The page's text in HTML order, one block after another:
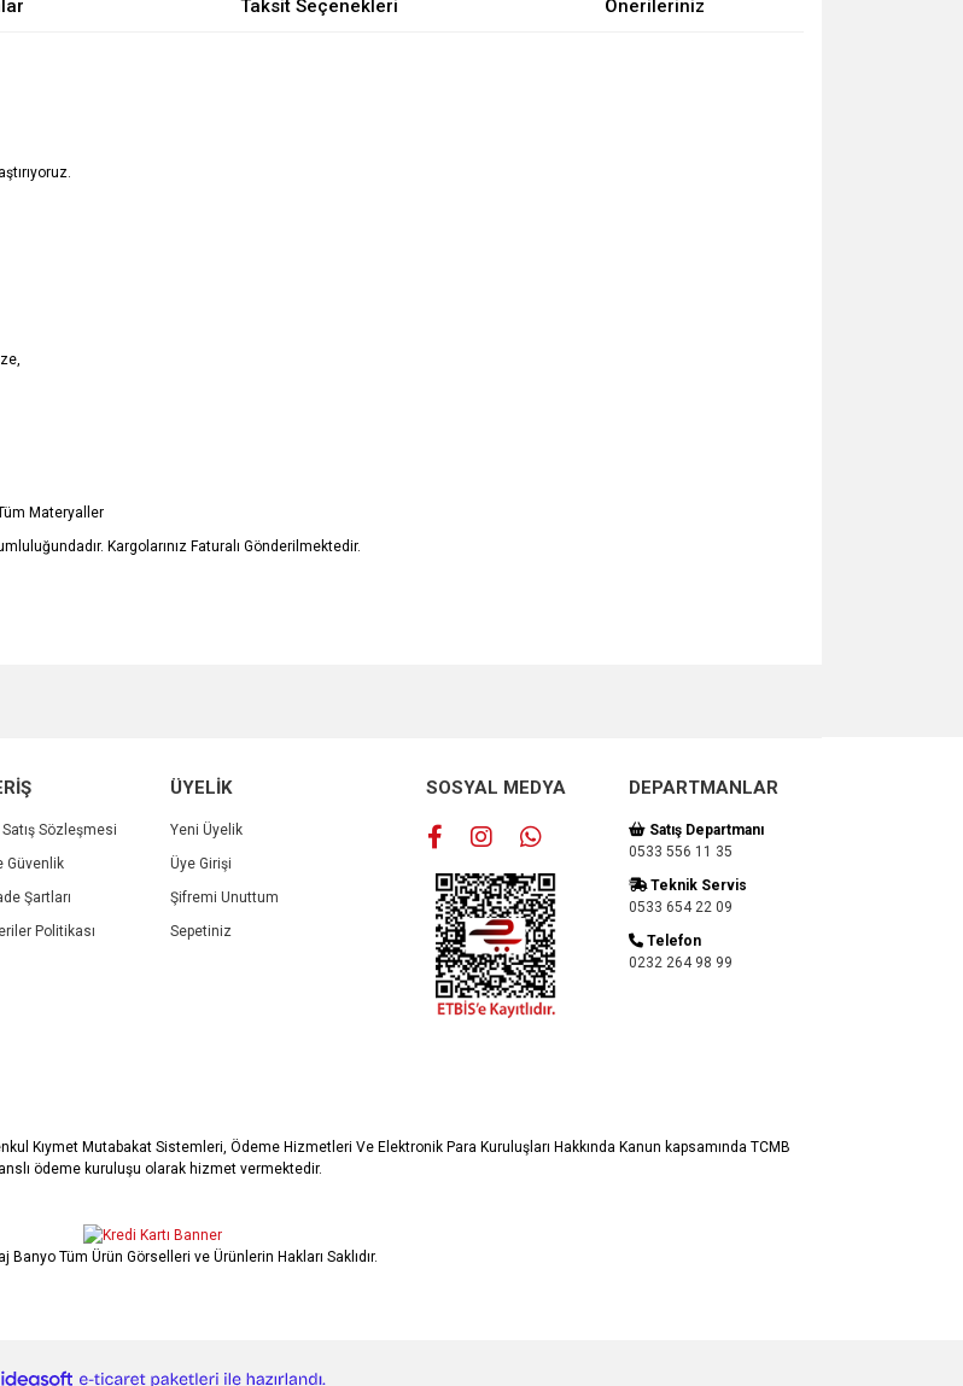
Taksit Seçenekleri Önerileriniz
Materyaller
Kargolarınız Faturalı Gönderilmektedir.
Yorum Yaz
Sözleşmesi
Güvenlik
Şartları
Politikası
ÜYELİK
Yeni Üyelik
Üye Girişi
Şifremi Unuttum
Sepetiniz
SOSYAL MEDYA DEPARTMANLAR
Satış Departmanı
0533 556 11 35
Teknik Servis
0533 654 22 09
Telefon
0232 264 98 99
Kıymet Mutabakat Sistemleri, Ödeme Hizmetleri Ve Elektronik Para Kuruluşları Hakkında Kanun kapsamında TCMB
ödeme kuruluşu olarak hizmet vermektedir.
Banyo Tüm Ürün Görselleri ve Ürünlerin Hakları Saklıdır.
ideasoft e-